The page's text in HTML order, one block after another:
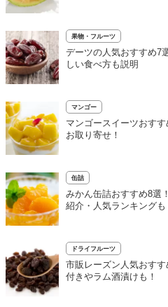
果物・フルーツ
デーツの人気おすすめ7
しい食べ方も説明
マンゴー
マンゴースイーツおす
お取り寄せ！
缶詰
みかん缶詰おすすめ8選
紹介・人気ランキングも
ドライフルーツ
市販レーズン人気おす
付きやラム酒漬けも！